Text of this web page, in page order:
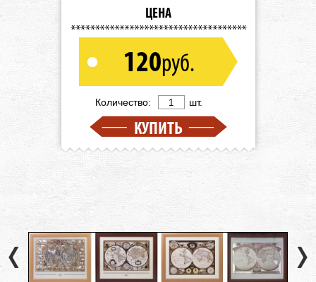
ЦЕНА
120руб.
Количество: шт.
КУПИТЬ